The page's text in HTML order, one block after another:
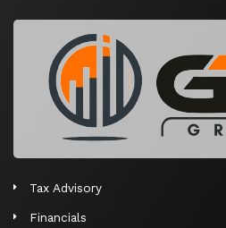
Tax Advisory
Financials